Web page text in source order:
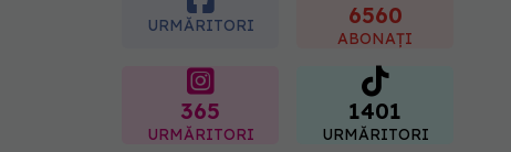
08.08.2026, 16:00
URMĂRITORI 6560
ABONAȚI
365
URMĂRITORI
1401
URMĂRITORI